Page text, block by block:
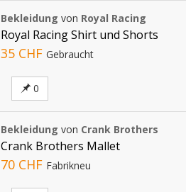
Bekleidung von Royal Racing
Royal Racing Shirt und Shorts
35 CHF Gebraucht
0
Bekleidung von Crank Brothers
Crank Brothers Mallet
70 CHF Fabrikneu